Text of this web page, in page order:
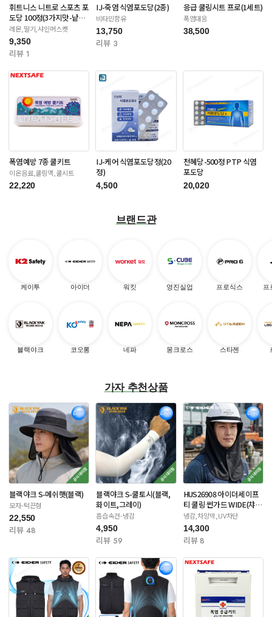
휘트니스 니트로 스포츠 포
도당 100정(3가지맛-낱개
포장)
레몬,딸기,샤인머스켓
9,350
리뷰 1
IJ-죽염 식염포도당(2종)
비타민함유
13,750
리뷰 3
응급 쿨링시트 프로(1세트)
폭염대응
38,500
폭염예방 7종 쿨키트
이온음료,쿨링액,쿨시트
22,220
IJ-케어 식염포도당정(20
정)
4,500
천혜당-500정 PTP 식염
포도당
20,020
브랜드관
케이투
블랙야크
아이더
코오롱
워킷
네파
영진실업
몽크로스
프로식스
스타젠
프
가자 추천상품
블랙야크 S-메쉬햇(블랙)
모자-턱끈형
22,550
리뷰 48
블랙야크 S-쿨토시(블랙,
화이트,그레이)
흡습속건-냉감
4,950
리뷰 59
HUS26908 아이더세이프
티 쿨링 썬가드 WIDE(챠
콜/네이비)
냉감,차양막,UV차단
14,300
리뷰 8